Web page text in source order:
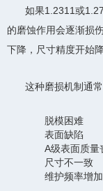
如果1.2311或
的磨蚀作用会逐渐损
下降，尺寸精度开始降
这种磨损机制通常
脱模困难
表面缺陷
A级表面质量
尺寸不一致
维护频率增加